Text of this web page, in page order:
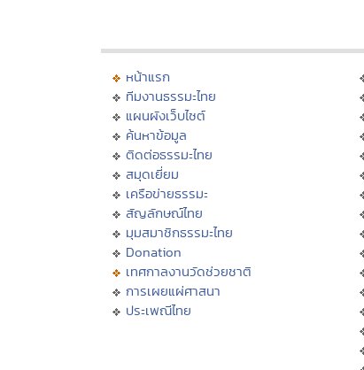
หน้าแรก
ทีมงานธรรมะไทย
แผนผังเว็บไซต์
ค้นหาข้อมูล
ติดต่อธรรมะไทย
สมุดเยี่ยม
เครือข่ายธรรมะ
สัญลักษณ์ไทย
มุมสมาชิกธรรมะไทย
Donation
เทศกาลงานวัดช่วยชาติ
การเผยแผ่ศาสนา
ประเพณีไทย